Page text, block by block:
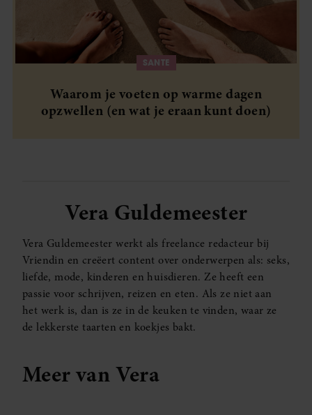
SANTE
Waarom je voeten op warme dagen
opzwellen (en wat je eraan kunt doen)
Vera Guldemeester
Vera Guldemeester werkt als freelance redacteur bij
Vriendin en creëert content over onderwerpen als: seks,
liefde, mode, kinderen en huisdieren. Ze heeft een
passie voor schrijven, reizen en eten. Als ze niet aan
het werk is, dan is ze in de keuken te vinden, waar ze
de lekkerste taarten en koekjes bakt.
Meer van Vera